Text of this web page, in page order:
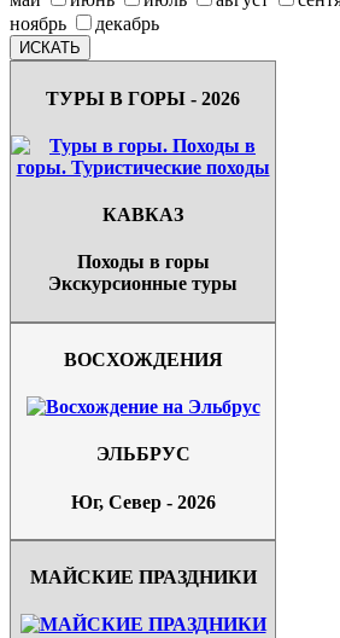
ноябрь
декабрь
ТУРЫ В ГОРЫ - 2026
КАВКАЗ
Походы в горы
Экскурсионные туры
ВОСХОЖДЕНИЯ
ЭЛЬБРУС
Юг, Север - 2026
МАЙСКИЕ ПРАЗДНИКИ